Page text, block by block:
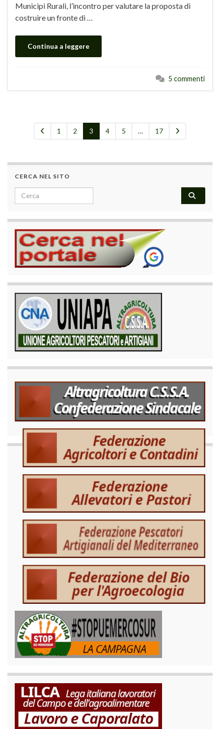
Municipi Rurali, l’incontro per valutare la proposta di
costruire un fronte di …
Continua a leggere
5 commenti
1 2 3 4 5 … 17
CERCA NEL SITO
Search for: